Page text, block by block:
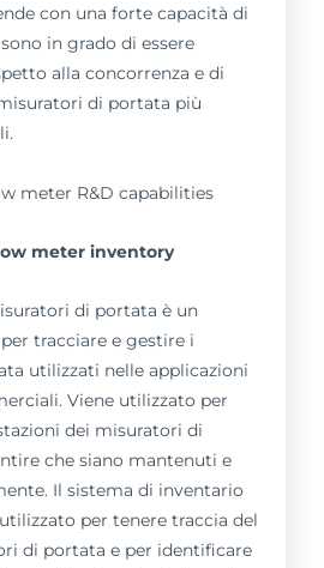
con una forte capacità di
in grado di essere
alla concorrenza e di
di portata più
meter inventory
di portata è un
tracciare e gestire i
utilizzati nelle applicazioni
Viene utilizzato per
dei misuratori di
che siano mantenuti e
Il sistema di inventario
per tenere traccia del
di portata e per identificare